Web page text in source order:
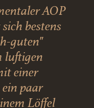
AOP
bestens
guten"
luftigen
einer
paar
Löffel